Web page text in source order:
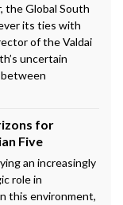
Global South
its ties with
of the Valdai
uncertain
for
Five
an increasingly
role in
this environment,